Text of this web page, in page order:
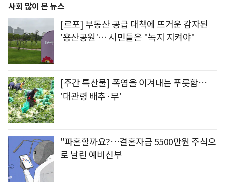
사회 많이 본 뉴스
[르포] 부동산 공급 대책에 뜨거운 감자된
'용산공원'… 시민들은 "녹지 지켜야"
[주간 특산물] 폭염을 이겨내는 푸릇함…
'대관령 배추·무'
"파혼할까요?…결혼자금 5500만원 주식으
로 날린 예비신부